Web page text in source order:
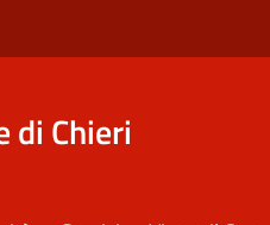
di Chieri